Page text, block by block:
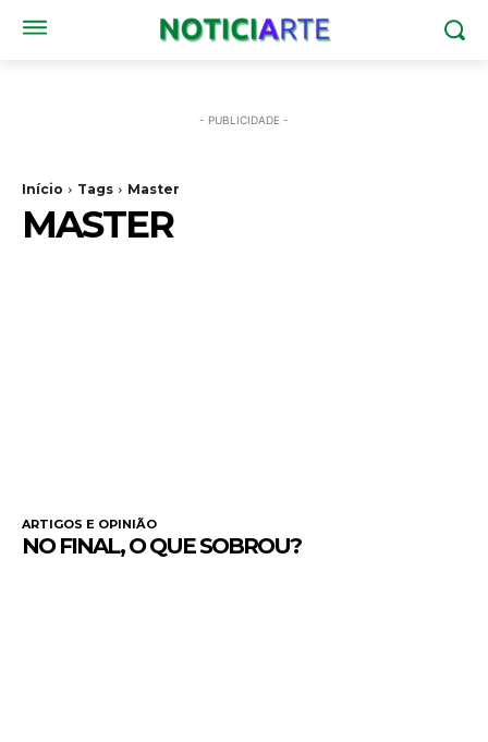
- PUBLICIDADE -
Início Tags Master
MASTER
ARTIGOS E OPINIÃO
NO FINAL, O QUE SOBROU?